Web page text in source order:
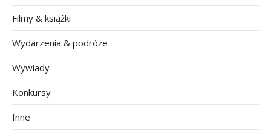
Filmy & książki
Wydarzenia & podróże
Wywiady
Konkursy
Inne